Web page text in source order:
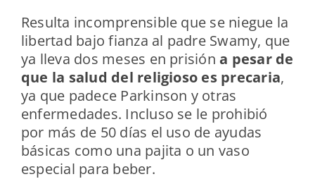
Resulta incomprensible que se niegue la
libertad bajo fianza al padre Swamy, que
ya lleva dos meses en prisióna pesar de
que la salud del religioso es precaria,
ya que padece Parkinson y otras
enfermedades. Incluso se le prohibió
por más de 50 días el uso de ayudas
básicas como una pajita o un vaso
especial para beber.